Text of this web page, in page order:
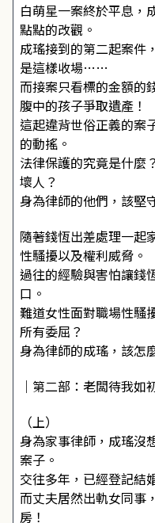
白萌星一案終於平息，
點點的改觀。
成瑤接到的第二起案件
是這樣收場……
而接案只看標的金額的
腹中的孩子爭取遺產！
這起違背世俗正義的案
的動搖。
法律保護的究竟是什麼
壞人？
身為律師的他們，該堅
隨著錢恆出差處理一起
性騷擾以及權利威脅。
過往的經驗與害怕讓錢
口。
難道女性面對職場性騷
所有委屈？
身為律師的成瑤，該怎
｜第二部：老闆待我如
（上）
身為家事律師，成瑤沒
案子。
交往多年，已經登記結
而丈夫居然出軌女同事
房！